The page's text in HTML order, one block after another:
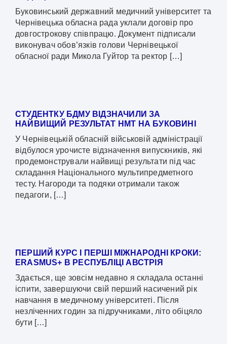
Буковинський державний медичний університет та
Чернівецька обласна рада уклали договір про
довгострокову співпрацю. Документ підписали
виконувач обов’язків голови Чернівецької
обласної ради Микола Гуйтор та ректор […]
СТУДЕНТКУ БДМУ ВІДЗНАЧИЛИ ЗА
НАЙВИЩИЙ РЕЗУЛЬТАТ НМТ НА БУКОВИНІ
У Чернівецькій обласній військовій адміністрації
відбулося урочисте відзначення випускників, які
продемонстрували найвищі результати під час
складання Національного мультипредметного
тесту. Нагороди та подяки отримали також
педагоги, […]
ПЕРШИЙ КУРС І ПЕРШІ МІЖНАРОДНІ КРОКИ:
ERASMUS+ В РЕСПУБЛІЦІ АВСТРІЯ
Здається, ще зовсім недавно я складала останні
іспити, завершуючи свій перший насичений рік
навчання в медичному університеті. Після
незліченних годин за підручниками, літо обіцяло
бути […]